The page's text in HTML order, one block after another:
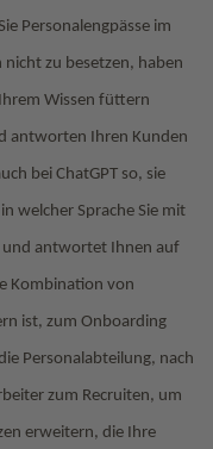
Personalengpässe im
nicht zu besetzen, haben
Wissen füttern
antworten Ihren Kunden
bei ChatGPT so, sie
welcher Sprache Sie mit
und antwortet Ihnen auf
Kombination von
ist, zum Onboarding
Personalabteilung, nach
zum Recruiten, um
erweitern, die Ihre